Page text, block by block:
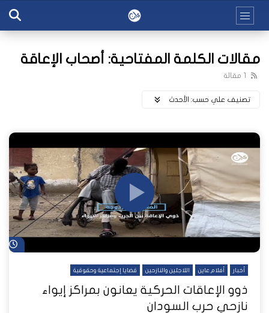
مقالات الكلمة المفتاحية: أصحاب الإعاقة
1 مقالة
تصنيف علي حسب: اﻷحدث
أخبار أفلام عاين اللاجئين والنازحين قضايا إجتماعية وحقوقية
ذوو الإعاقات الحركية يعانون بمراكز إيواء
نازحي حرب السودان